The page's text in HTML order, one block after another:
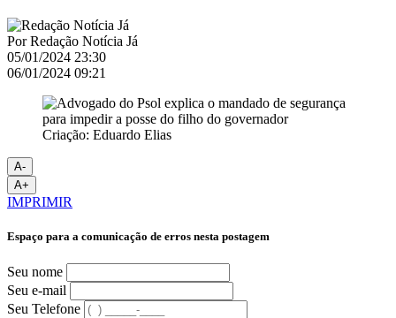
PorRedação Notícia Já
05/01/2024 23:30
06/01/2024 09:21
Criação: Eduardo Elias
A-
A+
IMPRIMIR
Espaço para a comunicação de erros nesta postagem
Seu nome
Seu e-mail
Seu Telefone